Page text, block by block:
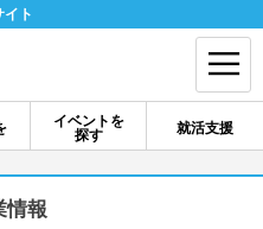
ト
イベントを
探す
就活支援
ログイン
会員ID・パスワードを忘れた方はこちら
情報